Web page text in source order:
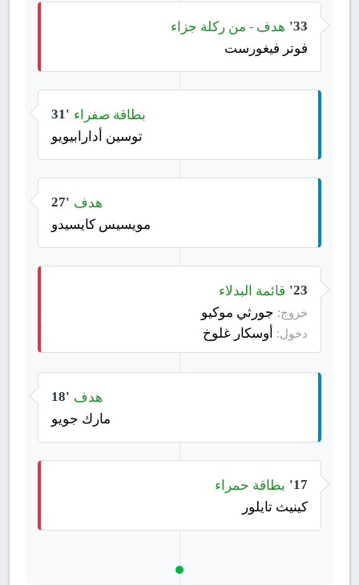
33' هدف - من ركلة جزاء
فوتر فيغورست
31' بطاقة صفراء
توسين أدارابيويو
27' هدف
مويسيس كايسيدو
23' قائمة البدلاء
خروج: جورثي موكيو
دخول: أوسكار غلوخ
18' هدف
مارك جويو
17'
بطاقة حمراء
كينيث تايلور